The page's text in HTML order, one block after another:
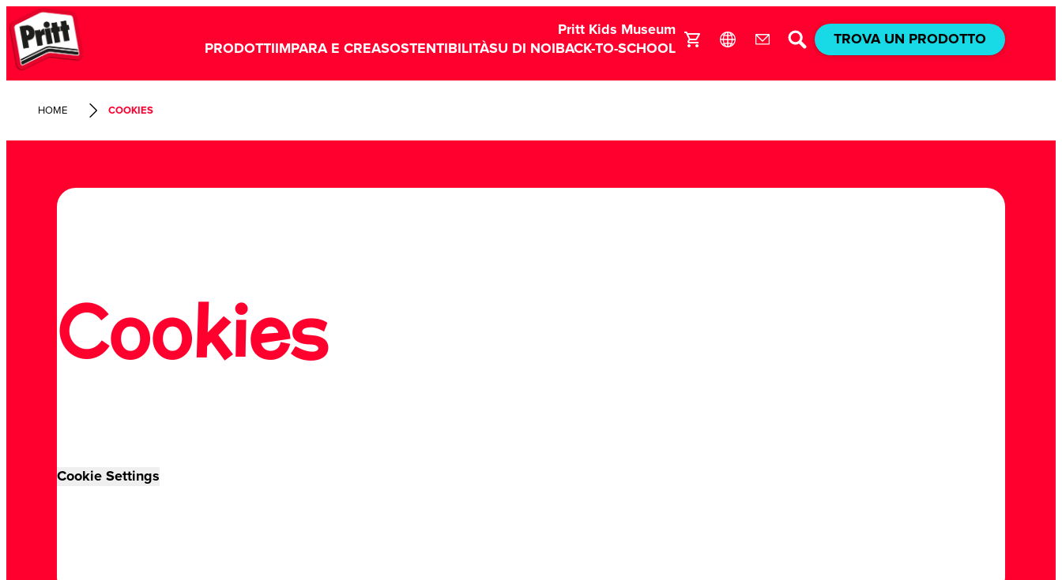
PRODOTTI IMPARA E CREASOSTENTIBILITÀSU DI NOI BACK-TO-SCHOOL
Pritt Kids Museum
TROVA UN PRODOTTO
HOME COOKIES
Cookies
Cookie Settings